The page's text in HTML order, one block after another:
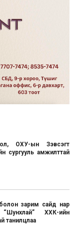
ОХУ-ын Зэвсэгт
сургууль амжилттай
зарим сайд нар
ХХК-ийн
танилцлаа